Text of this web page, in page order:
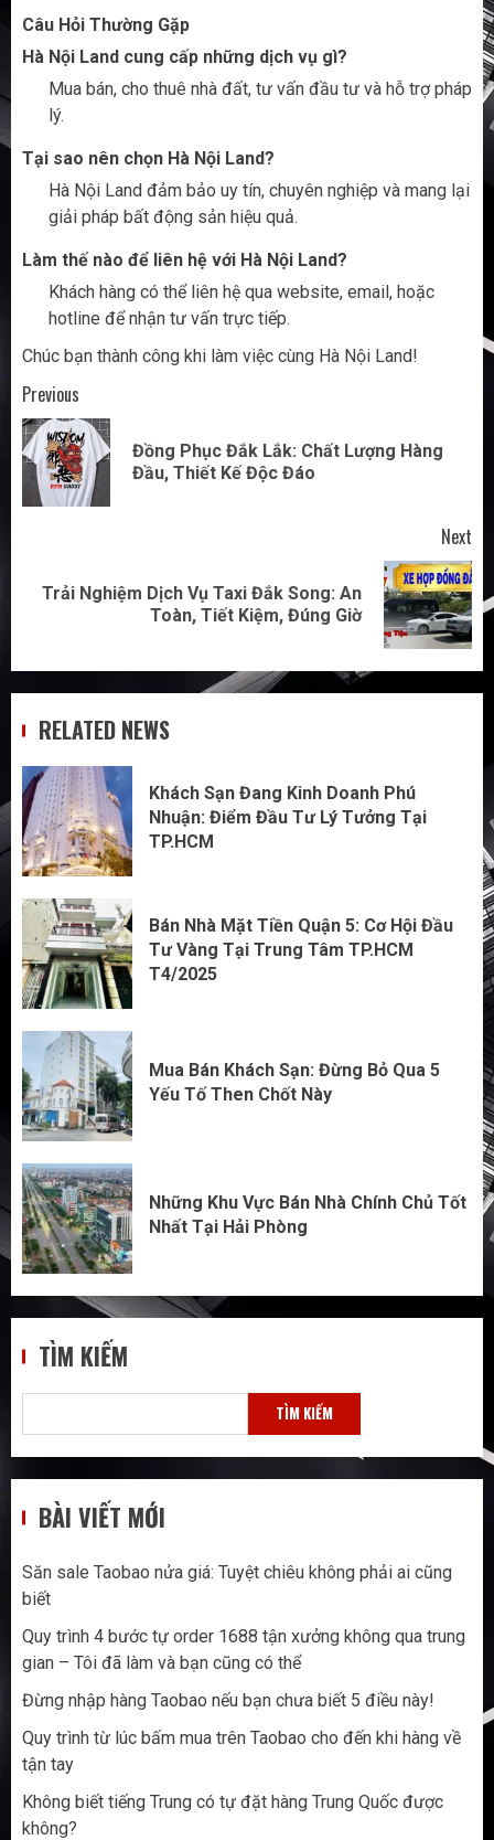
Câu Hỏi Thường Gặp
Hà Nội Land cung cấp những dịch vụ gì?
Mua bán, cho thuê nhà đất, tư vấn đầu tư và hỗ trợ pháp
lý.
Tại sao nên chọn Hà Nội Land?
Hà Nội Land đảm bảo uy tín, chuyên nghiệp và mang lại
giải pháp bất động sản hiệu quả.
Làm thế nào để liên hệ với Hà Nội Land?
Khách hàng có thể liên hệ qua website, email, hoặc
hotline để nhận tư vấn trực tiếp.
Chúc bạn thành công khi làm việc cùng Hà Nội Land!
Post
navigation
Previous
Đồng Phục Đắk Lắk: Chất Lượng Hàng
Đầu, Thiết Kế Độc Đáo
Next
Next
Trải Nghiệm Dịch Vụ Taxi Đắk Song: An
Toàn, Tiết Kiệm, Đúng Giờ
RELATED NEWS
Khách Sạn Đang Kinh Doanh Phú
Nhuận: Điểm Đầu Tư Lý Tưởng Tại
TP.HCM
Bán Nhà Mặt Tiền Quận 5: Cơ Hội Đầu
Tư Vàng Tại Trung Tâm TP.HCM
T4/2025
Mua Bán Khách Sạn: Đừng Bỏ Qua 5
Yếu Tố Then Chốt Này
Những Khu Vực Bán Nhà Chính Chủ Tốt
Nhất Tại Hải Phòng
TÌM KIẾM
TÌM KIẾM
BÀI VIẾT MỚI
Săn sale Taobao nửa giá: Tuyệt chiêu không phải ai cũng
biết
Quy trình 4 bước tự order 1688 tận xưởng không qua trung
gian – Tôi đã làm và bạn cũng có thể
Đừng nhập hàng Taobao nếu bạn chưa biết 5 điều này!
Quy trình từ lúc bấm mua trên Taobao cho đến khi hàng về
tận tay
Không biết tiếng Trung có tự đặt hàng Trung Quốc được
không?